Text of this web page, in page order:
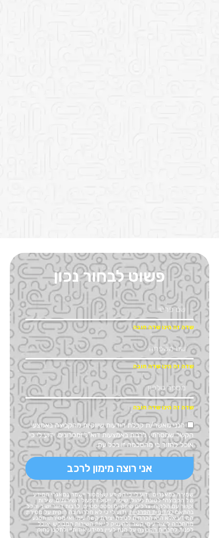
פשוט לבחור נכון
הנני מאשר/ת קבלת הודעות שיווקיות מהקבוצה באמצעי
הקשר שמסרתי, לרבות באמצעות דוא"ל ומסרונים. ידוע לי כי
אוכל לחזור בי מהסכמה זו בכל עת.
אני רוצה מימון לרכב
שמירה במאגרים: ידוע לי כי המידע שאמסור יישמר במאגרי המידע
של הקבוצה* לטובת ניהול, שיפור, ייעול ותפעול השירותים, שירות
וקשר עם הלקוח, צרכים שיווקיים וסטטיסטיים, לרבות דיוור ישיר והכל
בהתאםלמדיניות הפרטיות. ידוע לי כי לא חלה חובה חוקית על מסירת
המידע אלא היא הכרחית לטובת יצירת קשר עימי ואי מסירתו תמנע
מהחברה ליצור עימי קשר ולהעניק לי את השירות המבוקש. אוכל
לפנות לחברות הקבוצהעל מנת לעיין במידע אודותיי ולתקנו כחוק.